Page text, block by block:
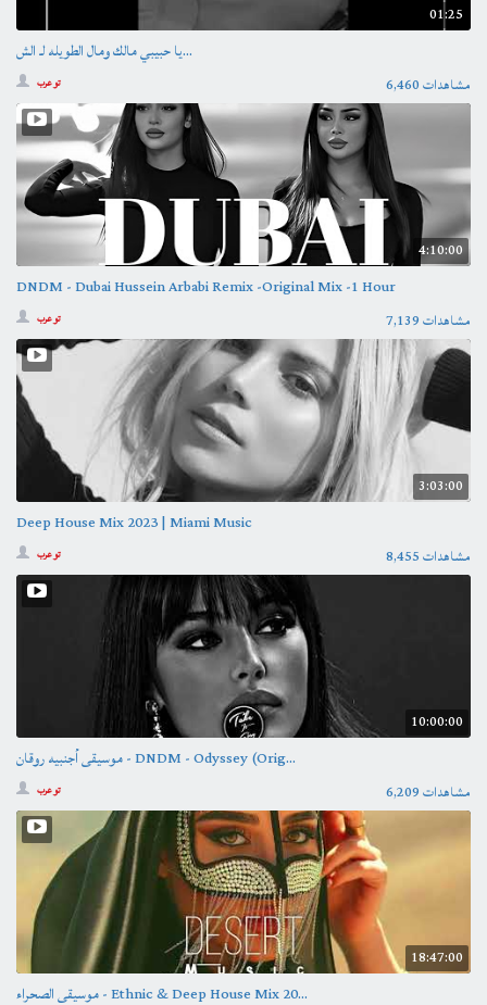
01:25
يا حبيبي مالك ومال الطويله لـ الش...
تو عرب 6,460 مشاهدات
4:10:00
DNDM - Dubai Hussein Arbabi Remix -Original Mix -1 Hour
تو عرب 7,139 مشاهدات
3:03:00
Deep House Mix 2023 | Miami Music
تو عرب 8,455 مشاهدات
10:00:00
موسيقى أجنبيه روقان - DNDM - Odyssey (Orig...
تو عرب 6,209 مشاهدات
18:47:00
موسيقى الصحراء - Ethnic & Deep House Mix 20...